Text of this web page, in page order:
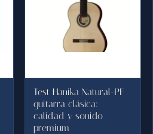
Test Hanika Natural-PF
guitarra clásica:
calidad y sonido
premium